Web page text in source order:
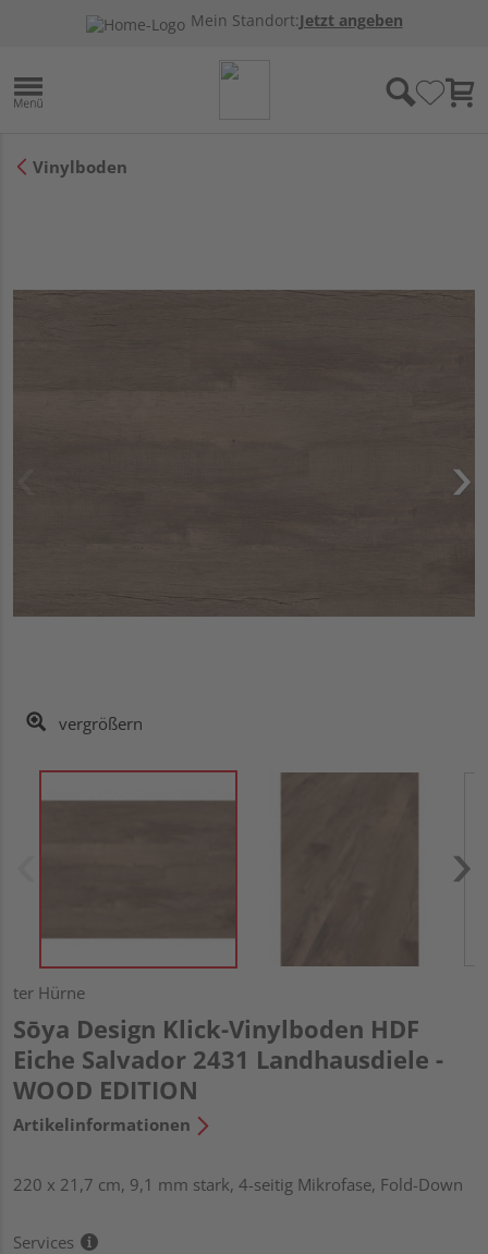
Mein Standort:Jetzt angeben
Vinylboden
vergrößern
ter Hürne
Sōya Design Klick-Vinylboden HDF
Eiche Salvador 2431 Landhausdiele -
WOOD EDITION
Artikelinformationen
220 x 21,7 cm, 9,1 mm stark, 4-seitig Mikrofase, Fold-Down
Services